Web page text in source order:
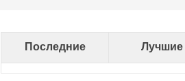
Последние Лучшие